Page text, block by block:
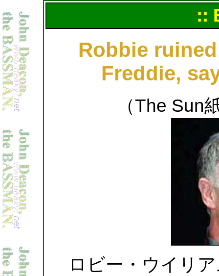
::
Robbie
Freddie,
（The Sun
ロビー・ウイリ